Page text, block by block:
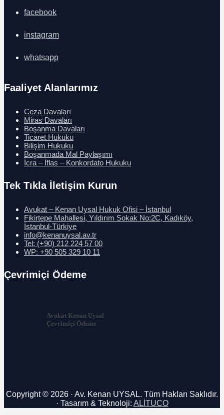
facebook
instagram
whatsapp
Faaliyet Alanlarımız
Ceza Davaları
Miras Davaları
Boşanma Davaları
Ticaret Hukuku
Bilişim Hukuku
Boşanmada Mal Paylaşımı
İcra – İflas – Konkordato Hukuku
Tek Tıkla İletişim Kurun
Avukat – Kenan Uysal Hukuk Ofisi – İstanbul
Fikirtepe Mahallesi, Yıldırım Sokak No:2C, Kadıköy,
İstanbul-Türkiye
info@kenanuysal.av.tr
Tel: (+90) 212 224 57 00
WP: +90 505 329 10 11
Çevrimiçi Ödeme
Avukat Kenan Uysal
Çevrimiçi Ödeme
Copyright © 2026 · Av. Kenan UYSAL. Tüm Hakları Saklıdır.
· Tasarım & Teknoloji: ALİTUCO